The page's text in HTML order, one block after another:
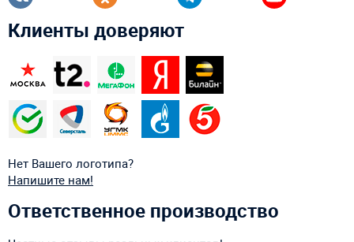
Клиенты доверяют
Нет Вашего логотипа?
Напишите нам!
Ответственное производство